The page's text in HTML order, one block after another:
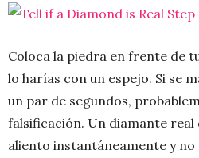
Coloca la piedra en frente de
lo harías con un espejo. Si se
un par de segundos,
falsificación. Un diamante real
aliento instantáneamente y no